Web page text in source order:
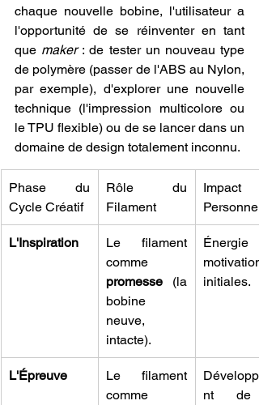
chaque nouvelle bobine, l'utilisateur a
l'opportunité de se réinventer en tant
que maker : de tester un nouveau type
de polymère (passer de l'ABS au Nylon,
par exemple), d'explorer une nouvelle
technique (l'impression multicolore ou
le TPU flexible) ou de se lancer dans un
domaine de design totalement inconnu.
Phase du
Cycle Créatif
Rôle du
Filament
Impact
Personnel
L'Inspiration
Le filament
promesse (la
bobine
neuve,
intacte).
motivation
initiales.
L'Épreuve
Le filament
nt de